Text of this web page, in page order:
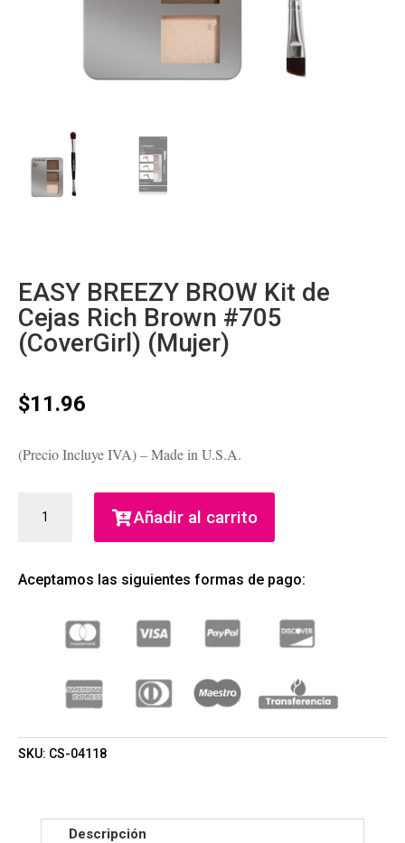
EASY BREEZY BROW Kit de
Cejas Rich Brown #705
(CoverGirl) (Mujer)
$11.96
(Precio Incluye IVA) – Made in U.S.A.
BREEZY
DE
BROWN
(COVERGIRL)
(MUJER)
Añadir al carrito
Aceptamos las siguientes formas de pago:
SKU: CS-04118
Descripción